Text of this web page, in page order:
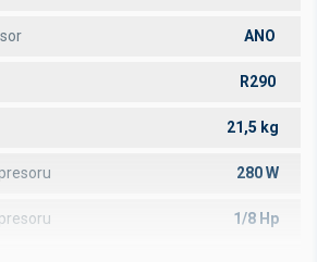
ANO
R290
21,5 kg
280 W
1/8 Hp